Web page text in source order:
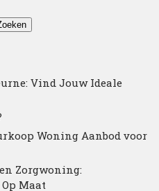
Vind Jouw Ideale
Woning Aanbod voor
Zorgwoning:
Maat